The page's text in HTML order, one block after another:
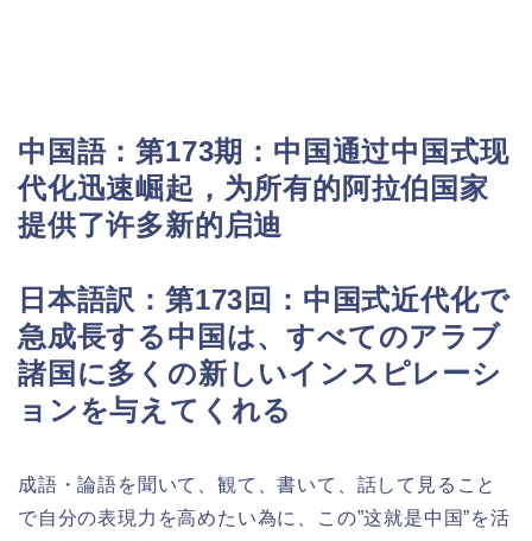
中 国語：第173期：中国通过中国式现
代化迅速崛起，为所有的阿拉伯国家
提供了许多新的启迪
日本語訳：第173回：中国式近代化で
急成長する中国は、すべてのアラブ
諸国に多くの新しいインスピレーシ
ョンを与えてくれる
成語・論語を聞いて、観て、書いて、話して見ること
で自分の表現力を高めたい為に、この”这就是中国”を活